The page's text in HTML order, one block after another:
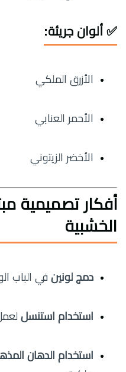
✅ ألوان جريئة:
الأزرق الملكي
الأحمر العنابي
الأخضر الزيتوني
أفكار تصميمية
الخشبية
دمج لونين في الباب
استخدام استنسل
استخدام الدهان